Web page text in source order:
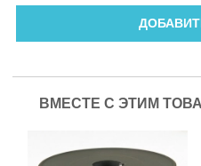
ВМЕСТЕ С ЭТИМ